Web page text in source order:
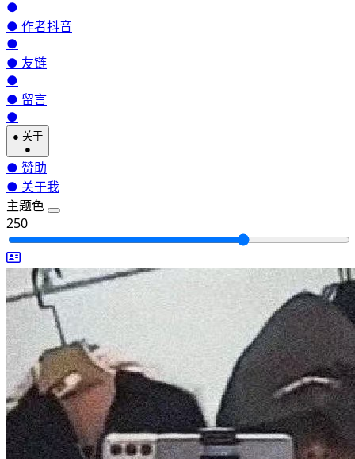
●
● 作者抖音
●
● 友链
●
● 留言
●
● 关于
●
● 赞助
● 关于我
主题色
250